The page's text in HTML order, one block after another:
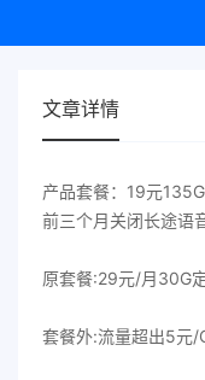
文章详情
产品套餐：19元
前三个月关闭长途语
原套餐:29元/月30G
套餐外:流量超出5元/